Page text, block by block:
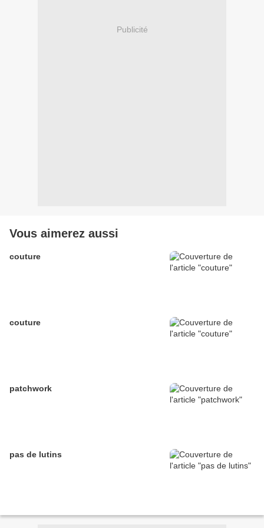
Publicité
Vous aimerez aussi
couture
couture
patchwork
pas de lutins